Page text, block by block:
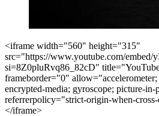
<iframe width="560" height="315"
src="https://www.youtube.com/embed/
si=8Z0pluRvq86_82cD"
frameborder="0"
encrypted-media; gyroscope; picture-in-
referrerpolicy="strict-origin-when-
</iframe>